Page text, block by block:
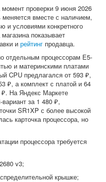
проверки 9 июня 2026
вместе с наличием,
и условиями конкретного
показывает
и рейтинг продавца.
отдельным процессорам E5-
и материнскими платами
CPU предлагался от 593 ₽,
₽, а комплект с платой и 64
На Яндекс Маркете
за 1 480 ₽,
SR1XP с более высокой
карточка процессора, но
процессора требуется
v3;
крышке;